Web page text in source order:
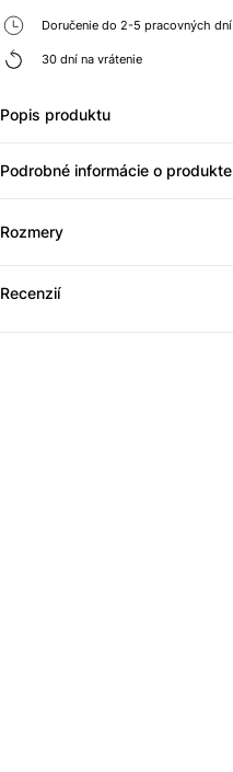
Doručenie do 2-5 pracovných dní
30 dní na vrátenie
Popis produktu
Podrobné informácie o produkte
Rozmery
Recenzií